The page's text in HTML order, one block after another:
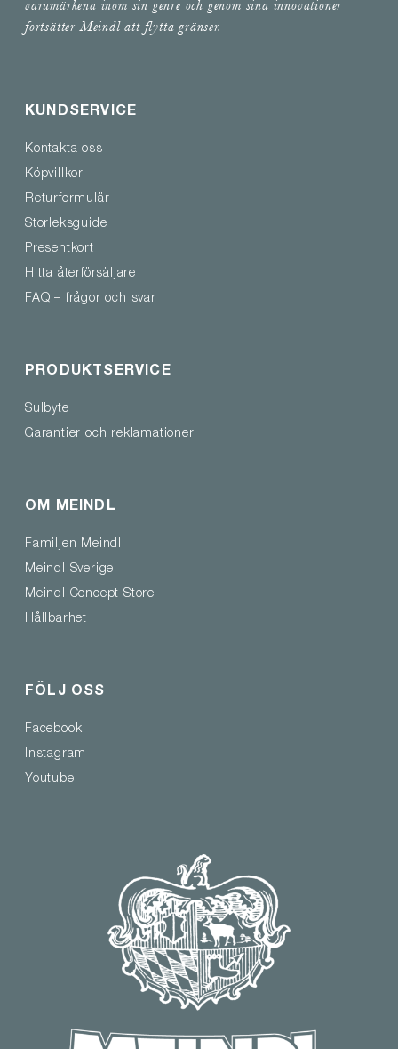
varumärkena inom sin genre och genom sina innovationer
fortsätter Meindl att flytta gränser.
KUNDSERVICE
Kontakta oss
Köpvillkor
Returformulär
Storleksguide
Presentkort
Hitta återförsäljare
FAQ – frågor och svar
PRODUKTSERVICE
Sulbyte
Garantier och reklamationer
OM MEINDL
Familjen Meindl
Meindl Sverige
Meindl Concept Store
Hållbarhet
FÖLJ OSS
Facebook
Instagram
Youtube